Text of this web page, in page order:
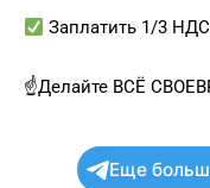
Заплатить 1/3 НДС
☝️Делайте ВСЁ
Еще